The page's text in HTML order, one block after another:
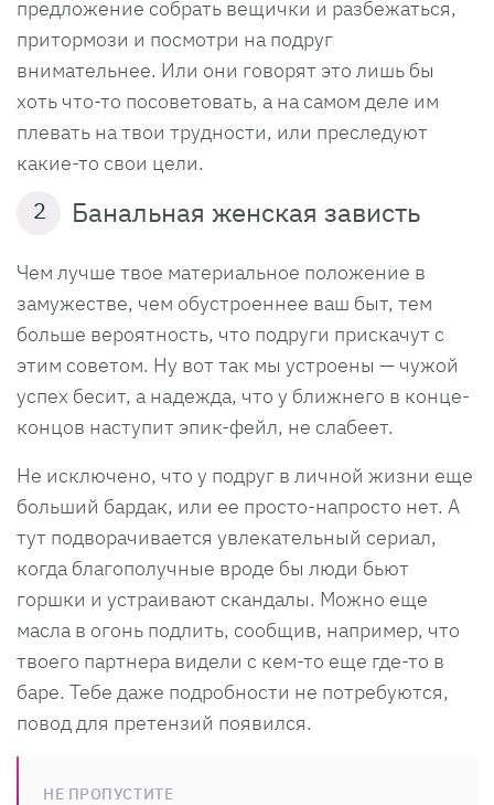
предложение собрать вещички и разбежаться,
притормози и посмотри на подруг
внимательнее. Или они говорят это лишь бы
хоть что-то посоветовать, а на самом деле им
плевать на твои трудности, или преследуют
какие-то свои цели.
2 Банальная женская зависть
Чем лучше твое материальное положение в
замужестве, чем обустроеннее ваш быт, тем
больше вероятность, что подруги прискачут с
этим советом. Ну вот так мы устроены — чужой
успех бесит, а надежда, что у ближнего в конце-
концов наступит эпик-фейл, не слабеет.
Не исключено, что у подруг в личной жизни еще
больший бардак, или ее просто-напросто нет. А
тут подворачивается увлекательный сериал,
когда благополучные вроде бы люди бьют
горшки и устраивают скандалы. Можно еще
масла в огонь подлить, сообщив, например, что
твоего партнера видели с кем-то еще где-то в
баре. Тебе даже подробности не потребуются,
повод для претензий появился.
НЕ ПРОПУСТИТЕ